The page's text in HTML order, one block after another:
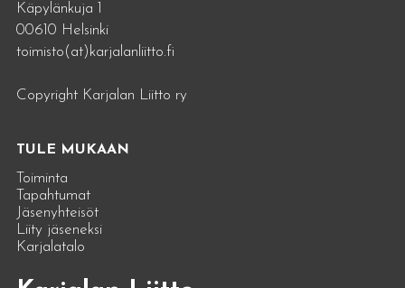
Käpylänkuja 1
00610 Helsinki
toimisto(at)karjalanliitto.fi
Copyright Karjalan Liitto ry
TULE MUKAAN
Toiminta
Tapahtumat
Jäsenyhteisöt
Liity jäseneksi
Karjalatalo